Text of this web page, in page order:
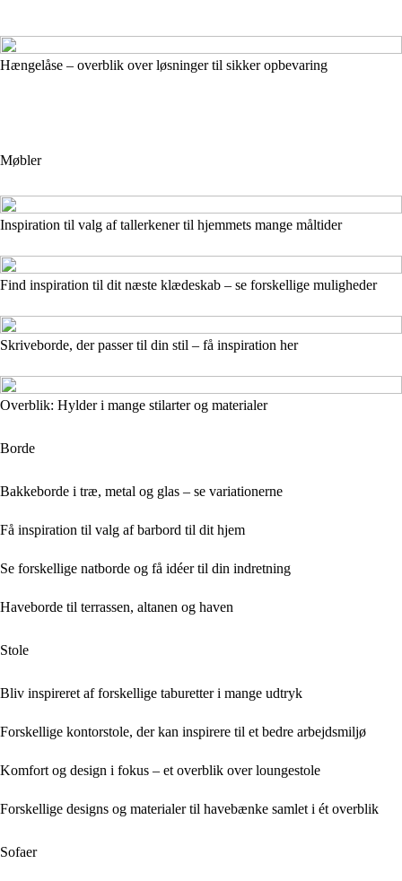
Hængelåse – overblik over løsninger til sikker opbevaring
Møbler
Inspiration til valg af tallerkener til hjemmets mange måltider
Find inspiration til dit næste klædeskab – se forskellige muligheder
Skriveborde, der passer til din stil – få inspiration her
Overblik: Hylder i mange stilarter og materialer
Borde
Bakkeborde i træ, metal og glas – se variationerne
Få inspiration til valg af barbord til dit hjem
Se forskellige natborde og få idéer til din indretning
Haveborde til terrassen, altanen og haven
Stole
Bliv inspireret af forskellige taburetter i mange udtryk
Forskellige kontorstole, der kan inspirere til et bedre arbejdsmiljø
Komfort og design i fokus – et overblik over loungestole
Forskellige designs og materialer til havebænke samlet i ét overblik
Sofaer